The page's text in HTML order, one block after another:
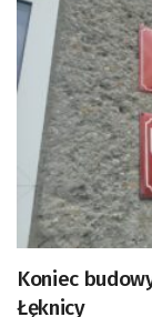
Koniec
Łęknicy